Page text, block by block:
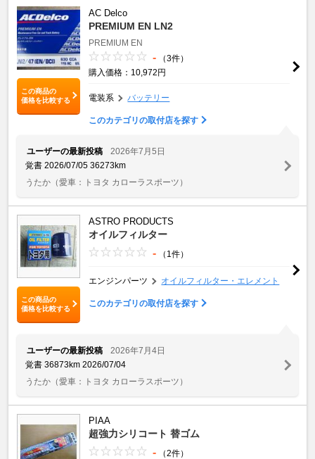
この商品の
価格を比較する
AC Delco
PREMIUM EN LN2
PREMIUM EN
-
（3件）
購入価格：10,972円
電装系 バッテリー
このカテゴリの取付店を探す
ユーザーの最新投稿
2026年7月5日
覚書 2026/07/05 36273km
うたか （愛車：トヨタ カローラスポーツ）
この商品の
価格を比較する
ASTRO PRODUCTS
オイルフィルター
- （1件）
エンジンパーツ オイルフィルター・エレメント
このカテゴリの取付店を探す
ユーザーの最新投稿
2026年7月4日
覚書 36873km 2026/07/04
うたか （愛車：トヨタ カローラスポーツ）
PIAA
超強力シリコート 替ゴム
- （2件）